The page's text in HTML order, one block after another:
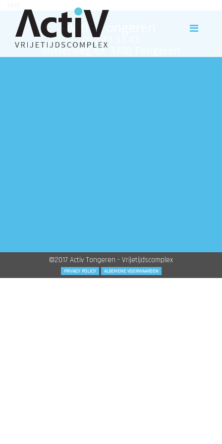
Activ Tongeren
012 23 33 43
Rutterweg 63, 3700 Tongeren
©2017 Activ Tongeren - Vrijetijdscomplex
PRIVACY POLICY ALGEMENE VOORWAARDEN